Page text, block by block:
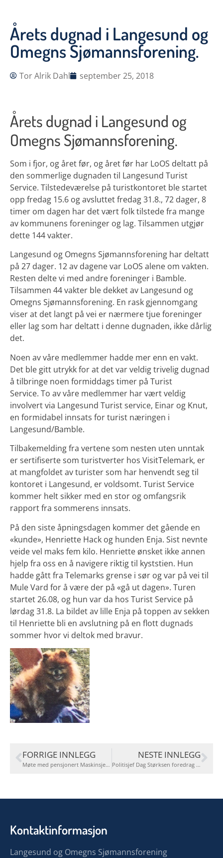
Årets dugnad i Langesund og
Omegns Sjømannsforening.
Tor Alrik Dahl september 25, 2018
Årets dugnad i Langesund og
Omegns Sjømannsforening.
Som i fjor, og året før, og året før har LoOS deltatt på
den sommerlige dugnaden til Langesund Turist
Service. Tilstedeværelse på turistkontoret ble startet
opp fredag 15.6 og avsluttet fredag 31.8., 72 dager, 8
timer om dagen har det vært folk tilstede fra mange
av kommunens foreninger og lag. Tilsammen utgjør
dette 144 vakter.
Langesund og Omegns Sjømannsforening har deltatt
på 27 dager. 12 av dagene var LoOS alene om vakten.
Resten delte vi med andre foreninger i Bamble.
Tilsammen 44 vakter ble dekket av Langesund og
Omegns Sjømannsforening. En rask gjennomgang
viser at det langt på vei er nærmere tjue foreninger
eller lag som har deltatt i denne dugnaden, ikke dårlig
det.
Noen av våre medlemmer hadde mer enn en vakt.
Det ble gitt utrykk for at det var veldig trivelig dugnad
å tilbringe noen formiddags timer på Turist
Service. To av våre medlemmer har vært veldig
involvert via Langesund Turist service, Einar og Knut,
en formidabel innsats for turist næringen i
Langesund/Bamble.
Tilbakemelding fra vertene som nesten uten unntak
er sertifiserte som turistverter hos VisitTelemark, er
at mangfoldet av turister som har henvendt seg til
kontoret i Langesund, er voldsomt. Turist Service
kommer helt sikker med en stor og omfangsrik
rapport fra sommerens innsats.
På den siste åpningsdagen kommer det gående en
«kunde», Henriette Hack og hunden Enja. Sist nevnte
veide vel maks fem kilo. Henriette ønsket ikke annen
hjelp fra oss en å navigere riktig til kyststien. Hun
hadde gått fra Telemarks grense i sør og var på vei til
Mule Vard for å være der på «gå ut dagen». Turen
startet 26.08, og hun var da hos Turist Service på
lørdag 31.8. La bildet av lille Enja på toppen av sekken
til Henriette bli en avslutning på en flott dugnads
sommer hvor vi deltok med bravur.
FORRIGE INNLEGG
Møte med pensjonert Maskinsjef og Forfatter Frank Thoresen.
NESTE INNLEGG
Politisjef Dag Størksen foredrag om politireformen på temamøtet onsdag 3.oktober.
Kontaktinformasjon
Langesund og Omegns Sjømannsforening